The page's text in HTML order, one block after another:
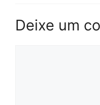
Deixe um